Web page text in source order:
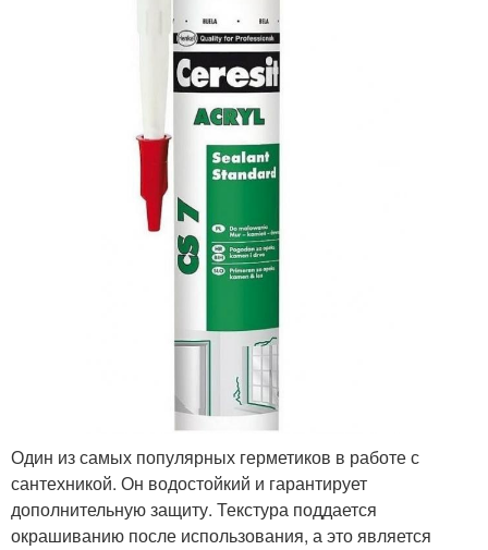
Один из самых популярных герметиков в работе с
сантехникой. Он водостойкий и гарантирует
дополнительную защиту. Текстура поддается
окрашиванию после использования, а это является